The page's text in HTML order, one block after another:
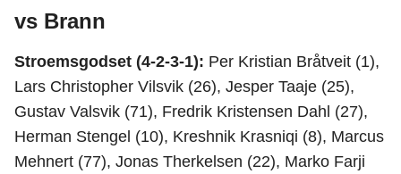
vs Brann
Stroemsgodset (4-2-3-1): Per Kristian Bråtveit (1),
Lars Christopher Vilsvik (26), Jesper Taaje (25),
Gustav Valsvik (71), Fredrik Kristensen Dahl (27),
Herman Stengel (10), Kreshnik Krasniqi (8), Marcus
Mehnert (77), Jonas Therkelsen (22), Marko Farji